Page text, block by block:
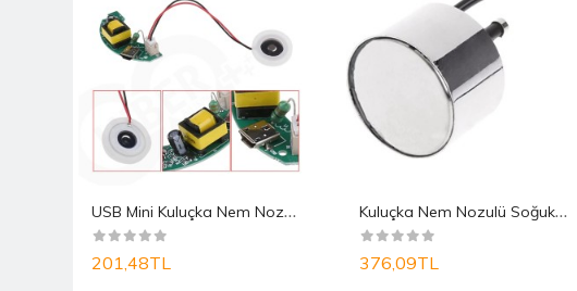
U
SB Mini Kuluçka Nem Nozulü Soğuk Buhar (mist M..
201,48TL
K
uluçka Nem Nozulü Soğuk Buhar (mist Maker)
376,09TL